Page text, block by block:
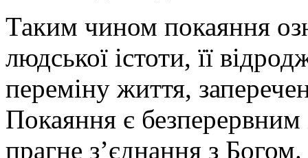
Таким чином покаяння
людської істоти, її
переміну життя,
Покаяння є
прагне з’єднання з